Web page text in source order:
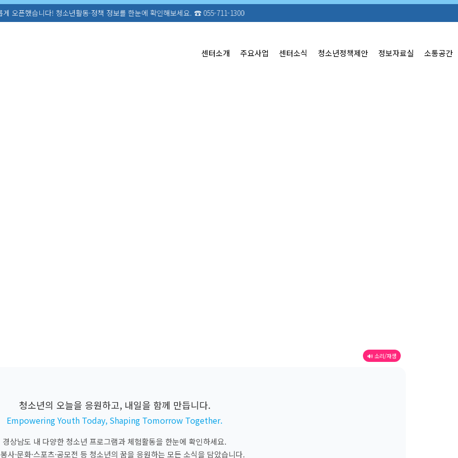
년활동·정책 정보를 한눈에 확인해보세요. ☎ 055-711-1300
센터소개 주요사업 센터소식 청소년정책제안 정보자료실 소통공간
🔊 소리/재생
청소년의 오늘을 응원하고, 내일을 함께 만듭니다.
Empowering Youth Today, Shaping Tomorrow Together.
경상남도 내 다양한 청소년 프로그램과 체험활동을 한눈에 확인하세요.
사·문화·스포츠·공모전 등 청소년의 꿈을 응원하는 모든 소식을 담았습니다.